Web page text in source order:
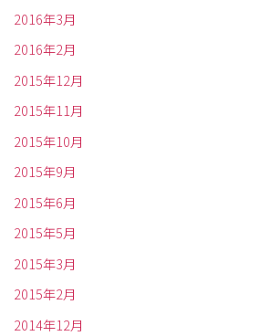
2016年3月
2016年2月
2015年12月
2015年11月
2015年10月
2015年9月
2015年6月
2015年5月
2015年3月
2015年2月
2014年12月